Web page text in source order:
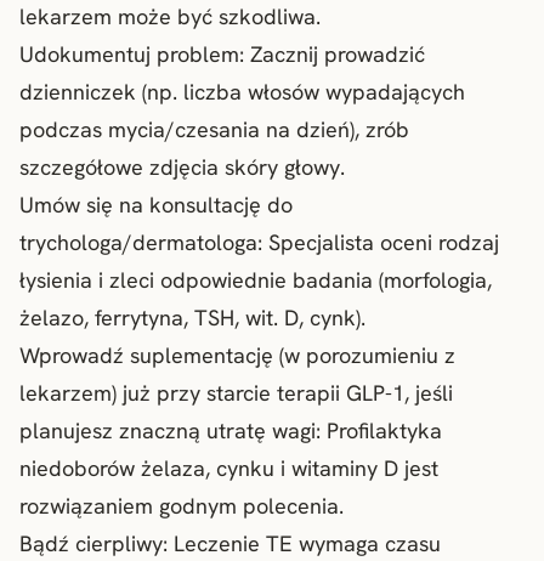
lekarzem może być szkodliwa.
Udokumentuj problem: Zacznij prowadzić
dzienniczek (np. liczba włosów wypadających
podczas mycia/czesania na dzień), zrób
szczegółowe zdjęcia skóry głowy.
Umów się na konsultację do
trychologa/dermatologa: Specjalista oceni rodzaj
łysienia i zleci odpowiednie badania (morfologia,
żelazo, ferrytyna, TSH, wit. D, cynk).
Wprowadź suplementację (w porozumieniu z
lekarzem) już przy starcie terapii GLP-1, jeśli
planujesz znaczną utratę wagi: Profilaktyka
niedoborów żelaza, cynku i witaminy D jest
rozwiązaniem godnym polecenia.
Bądź cierpliwy: Leczenie TE wymaga czasu